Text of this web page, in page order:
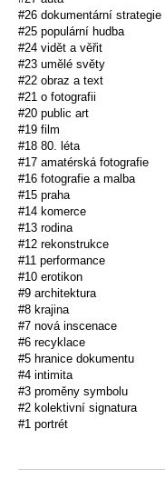
#26 dokumentární strategie
#25 populární hudba
#24 vidět a věřit
#23 umělé světy
#22 obraz a text
#21 o fotografii
#20 public art
#19 film
#18 80. léta
#17 amatérská fotografie
#16 fotografie a malba
#15 praha
#14 komerce
#13 rodina
#12 rekonstrukce
#11 performance
#10 erotikon
#9 architektura
#8 krajina
#7 nová inscenace
#6 recyklace
#5 hranice dokumentu
#4 intimita
#3 proměny symbolu
#2 kolektivní signatura
#1 portrét